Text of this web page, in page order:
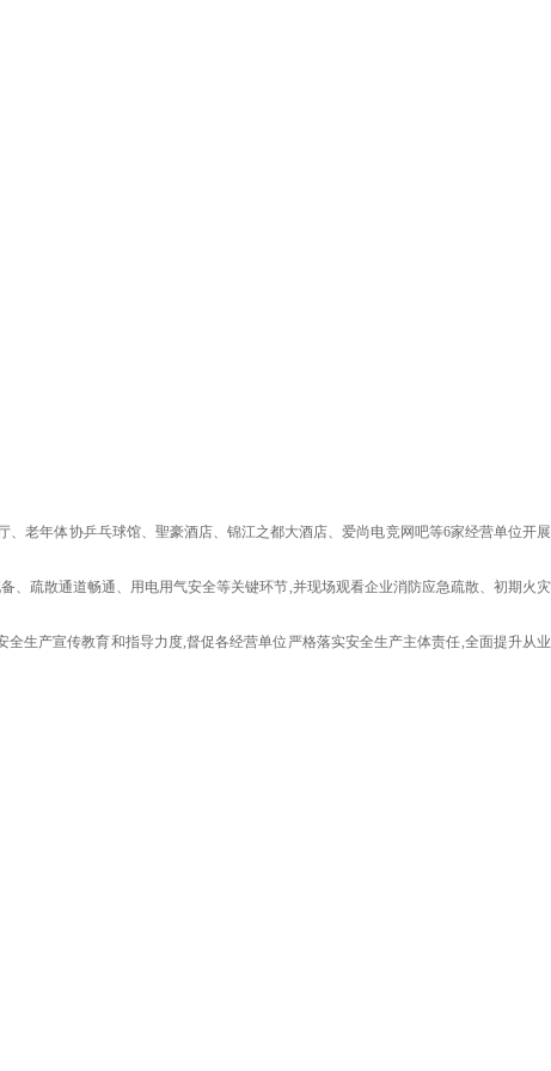
老年体协乒乓球馆、聖豪酒店、锦江之都大酒店、爱尚电竞网吧等6家经营单位开展
疏散通道畅通、用电用气安全等关键环节,并现场观看企业消防应急疏散、初期火灾
生产宣传教育和指导力度,督促各经营单位严格落实安全生产主体责任,全面提升从业